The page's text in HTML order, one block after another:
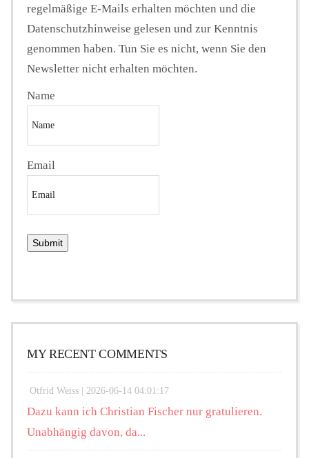
regelmäßige E-Mails erhalten möchten und die
Datenschutzhinweise gelesen und zur Kenntnis
genommen haben. Tun Sie es nicht, wenn Sie den
Newsletter nicht erhalten möchten.
Name
Email
MY RECENT COMMENTS
Otfrid Weiss | 2026-06-14 04:01:17
Dazu kann ich Christian Fischer nur gratulieren.
Unabhängig davon, da...